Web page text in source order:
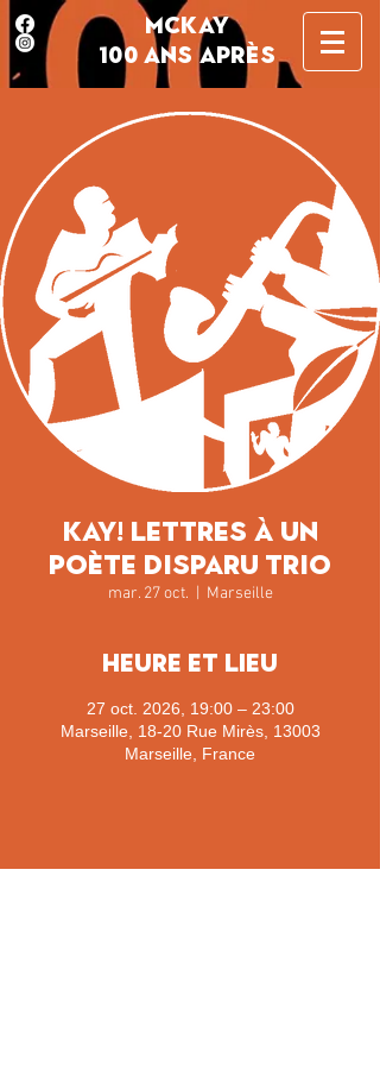
MCKAY
100 ANS APRÈS
KAY! Lettres à un
poète disparu TRIO
mar. 27 oct. Marseille
Heure et lieu
27 oct. 2026, 19:00 – 23:00
Marseille, 18-20 Rue Mirès, 13003
Marseille, France